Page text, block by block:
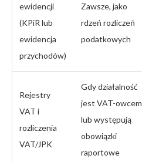
ewidencji
(KPiR lub
ewidencja
przychodów)
Zawsze, jako
rdzeń rozliczeń
podatkowych
Rejestry
VAT i
rozliczenia
VAT/JPK
Gdy działalność
jest VAT-owcem
lub występują
obowiązki
raportowe